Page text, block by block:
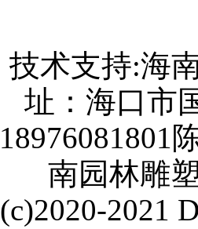
技术支持:海
址：海口市
18976081801
南园林雕
(c)2020-2021